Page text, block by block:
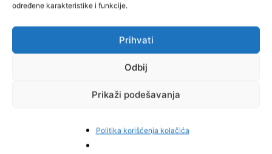
određene karakteristike i funkcije.
Prihvati
Odbij
Prikaži podešavanja
Politika korišćenja kolačića